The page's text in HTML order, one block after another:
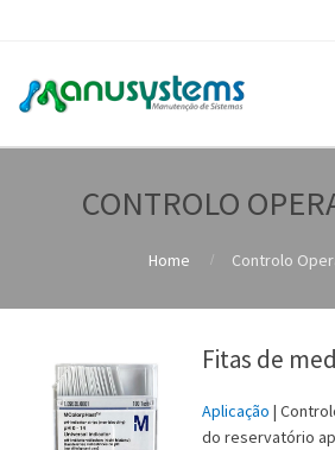
CONTROLO
Home Controlo
Fitas de
Aplicação |
do reservatório